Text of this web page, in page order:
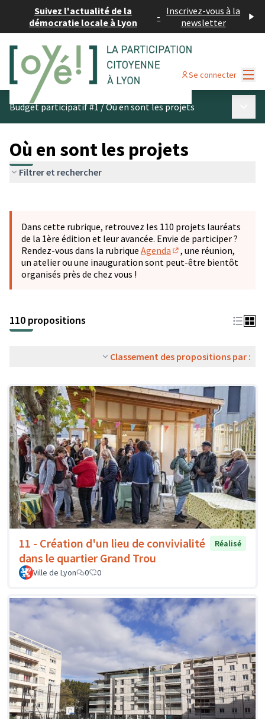
Suivez l'actualité de la
démocratie locale à Lyon
- Inscrivez-vous à la
newsletter
Se connecter
Budget participatif #1/Où en sont les projets
Où en sont les projets
Filtrer et rechercher
−
Dans cette rubrique, retrouvez les 110 projets lauréats
de la 1ère édition et leur avancée. Envie de participer ?
Rendez-vous dans la rubrique Agenda
(S'ouvre dans un
, une réunion,
un atelier ou une inauguration sont peut-être bientôt
organisés près de chez vous !
110 propositions
Classement des propositions par :
11 - Création d'un lieu de convivialité
dans le quartier Grand Trou
Réalisé
Ville de Lyon 0 0